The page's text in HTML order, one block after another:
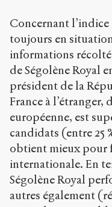
Concernant l’indice
toujours en
informations
de Ségolène Royal
président de la
France à l’étranger,
européenne, est
candidats (entre 25
obtient mieux pour
internationale. En
Ségolène Royal
autres également